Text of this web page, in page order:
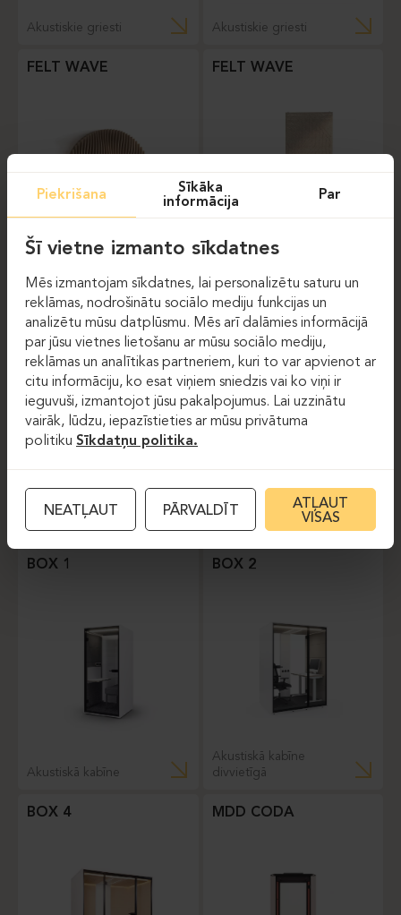
Akustiskie griesti Akustiskie griesti
FELT WAVE
Akustiskie sienu paneļi
FELT WAVE
starpsienas
FELT LINE FELT LINE
Piekaramās akustiskās
BOX 1
Akustiskā kabīne
BOX 2
Akustiskā kabīne
divvietīgā
BOX 4 MDD CODA
Piekrišana
Sīkāka
informācija
Par
Šī vietne izmanto sīkdatnes
Mēs izmantojam sīkdatnes, lai personalizētu saturu un
reklāmas, nodrošinātu sociālo mediju funkcijas un
analizētu mūsu datplūsmu. Mēs arī dalāmies informācijā
par jūsu vietnes lietošanu ar mūsu sociālo mediju,
reklāmas un analītikas partneriem, kuri to var apvienot ar
citu informāciju, ko esat viņiem sniedzis vai ko viņi ir
ieguvuši, izmantojot jūsu pakalpojumus. Lai uzzinātu
vairāk, lūdzu, iepazīstieties ar mūsu privātuma
politiku Sīkdatņu politika.
NEATĻAUT PĀRVALDĪT
ATĻAUT
VISAS